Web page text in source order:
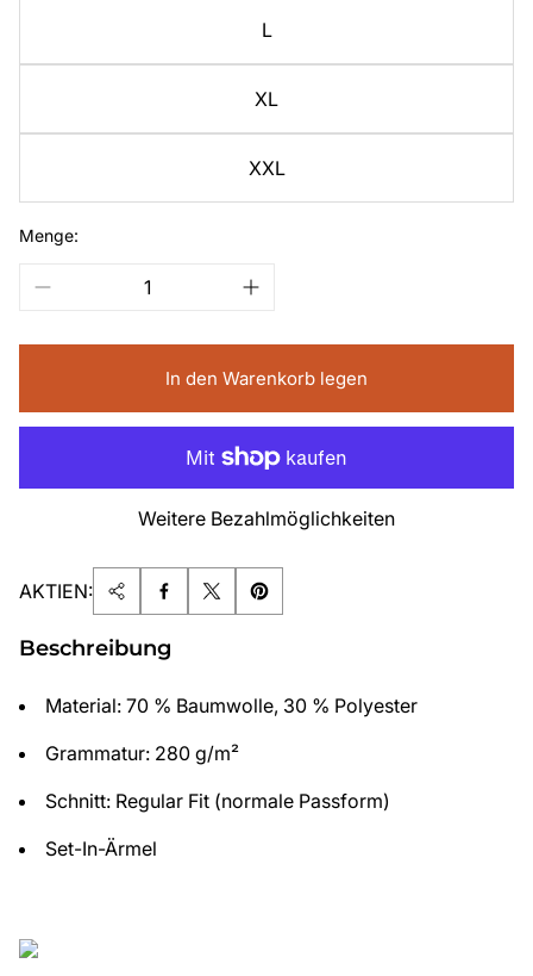
L
XL
XXL
Menge:
In den Warenkorb legen
Weitere Bezahlmöglichkeiten
AKTIEN:
Beschreibung
Material: 70 % Baumwolle, 30 % Polyester
Grammatur: 280 g/m²
Schnitt: Regular Fit (normale Passform)
Set-In-Ärmel